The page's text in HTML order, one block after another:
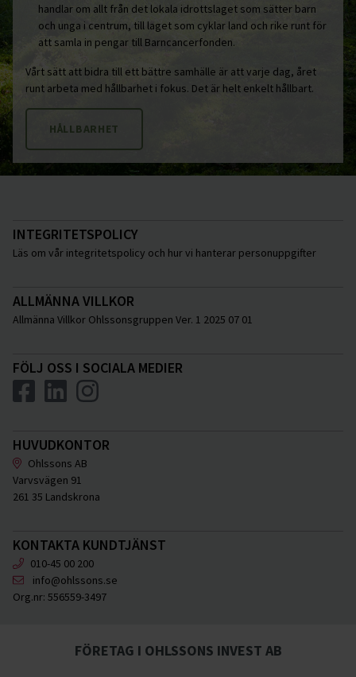
handlar om allt från det lokala idrottslaget som sätter barn
och unga i centrum, till laget som cyklar land och rike runt för
att samla in pengar till Barncancerfonden.
Vårt sätt att bidra till ett bättre samhälle är att varje dag, året
runt arbeta med hållbarhet i fokus. Det är helt enkelt hållbart.
HÅLLBARHET
INTEGRITETSPOLICY
Läs om vår integritetspolicy och hur vi hanterar personuppgifter
ALLMÄNNA VILLKOR
Allmänna Villkor Ohlssonsgruppen Ver. 1 2025 07 01
FÖLJ OSS I SOCIALA MEDIER
HUVUDKONTOR
Ohlssons AB
Varvsvägen 91
261 35 Landskrona
KONTAKTA KUNDTJÄNST
010-45 00 200
info@ohlssons.se
Org.nr: 556559-3497
FÖRETAG I OHLSSONS INVEST AB